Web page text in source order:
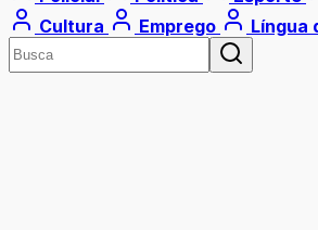
Cultura
Emprego Língua